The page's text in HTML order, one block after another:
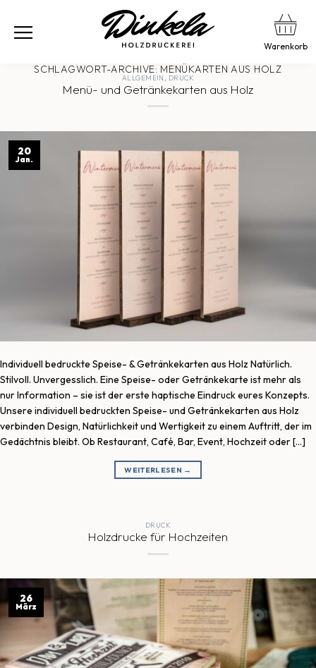
Warenkorb
SCHLAGWORT-ARCHIVE: MENÜKARTEN AUS HOLZ
ALLGEMEIN , DRUCK
Menü- und Getränkekarten aus Holz
20
Jan.
Individuell bedruckte Speise- & Getränkekarten aus Holz Natürlich.
Stilvoll. Unvergesslich. Eine Speise- oder Getränkekarte ist mehr als
nur Information – sie ist der erste haptische Eindruck eures Konzepts.
Unsere individuell bedruckten Speise- und Getränkekarten aus Holz
verbinden Design, Natürlichkeit und Wertigkeit zu einem Auftritt, der im
Gedächtnis bleibt. Ob Restaurant, Café, Bar, Event, Hochzeit oder […]
WEITERLESEN →
DRUCK
Holzdrucke für Hochzeiten
26
März